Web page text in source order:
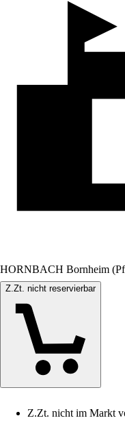
HORNBACH Bornheim
Z.Zt. nicht reservierbar
Z.Zt. nicht im Markt